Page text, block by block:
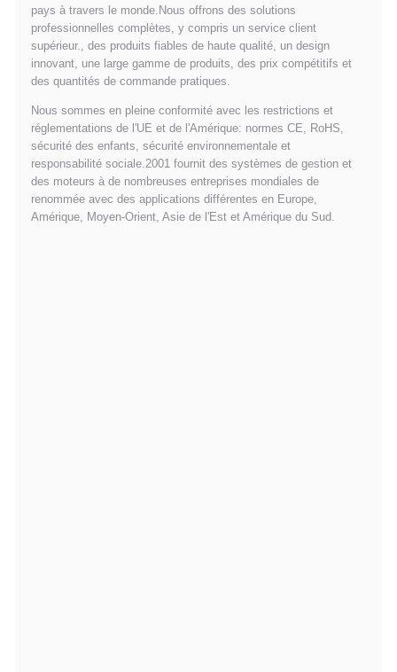
pays à travers le monde.Nous offrons des solutions
professionnelles complètes, y compris un service client
supérieur., des produits fiables de haute qualité, un design
innovant, une large gamme de produits, des prix compétitifs et
des quantités de commande pratiques.
Nous sommes en pleine conformité avec les restrictions et
réglementations de l'UE et de l'Amérique: normes CE, RoHS,
sécurité des enfants, sécurité environnementale et
responsabilité sociale.2001 fournit des systèmes de gestion et
des moteurs à de nombreuses entreprises mondiales de
renommée avec des applications différentes en Europe,
Amérique, Moyen-Orient, Asie de l'Est et Amérique du Sud.